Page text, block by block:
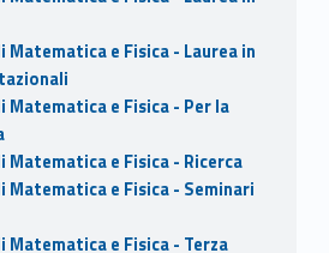
e Fisica - Laurea in
e Fisica - Per la
e Fisica - Ricerca
e Fisica - Seminari
e Fisica - Terza